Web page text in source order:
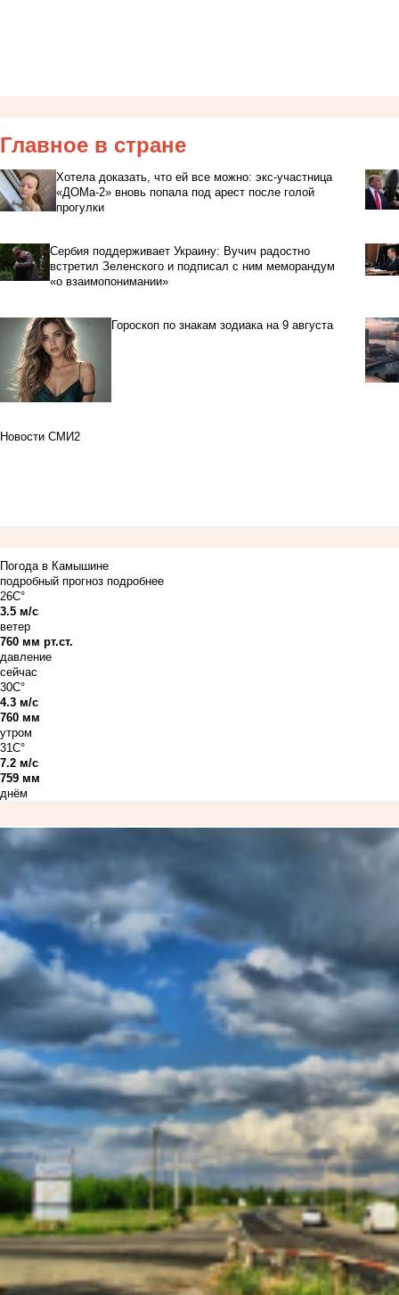
Главное в стране
Хотела доказать, что ей все можно: экс-участница
«ДОМа-2» вновь попала под арест после голой
прогулки
Сербия поддерживает Украину: Вучич радостно
встретил Зеленского и подписал с ним меморандум
«о взаимопонимании»
Гороскоп по знакам зодиака на 9 августа
Новости СМИ2
Погода в Камышине
подробный прогноз подробнее
26C°
3.5 м/с
ветер
760 мм рт.ст.
давление
сейчас
30C°
4.3 м/с
760 мм
утром
31C°
7.2 м/с
759 мм
днём